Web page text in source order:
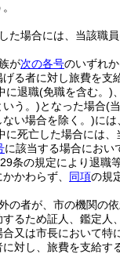
た場合には、当該職
が次の各号のいずれ
げる者に対し旅費を支
に退職(免職を含む。)
いう。)となった場合(
い場合を除く。)には
に死亡した場合には、
に該当する場合におい
条の規定により退職
かわらず、 同項の規
の者が、市の機関の
るため証人、鑑定人
合又は市長において特
対し、旅費を支給する